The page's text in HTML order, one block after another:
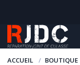
ACCUEIL BOUTIQUE